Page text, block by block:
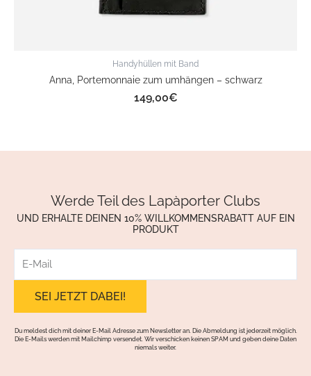
Handyhüllen mit Band
Anna, Portemonnaie zum umhängen – schwarz
149,00€
Werde Teil des Lapàporter Clubs
UND ERHALTE DEINEN 10% WILLKOMMENSRABATT AUF EIN
PRODUKT
Mail
Du meldest dich mit deiner E-Mail Adresse zum Newsletter an. Die Abmeldung ist jederzeit möglich.
Die E-Mails werden mit Mailchimp versendet. Wir verschicken keinen SPAM und geben deine Daten
niemals weiter.